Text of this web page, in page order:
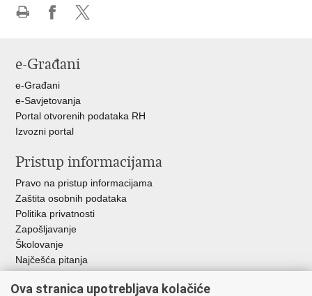
Facebooku
X-
e-Građani
e-Građani
e-Savjetovanja
Portal otvorenih podataka RH
Izvozni portal
Pristup informacijama
Pravo na pristup informacijama
Zaštita osobnih podataka
Politika privatnosti
Zapošljavanje
Školovanje
Najčešća pitanja
Važne poveznice
Ova stranica upotrebljava kolačiće